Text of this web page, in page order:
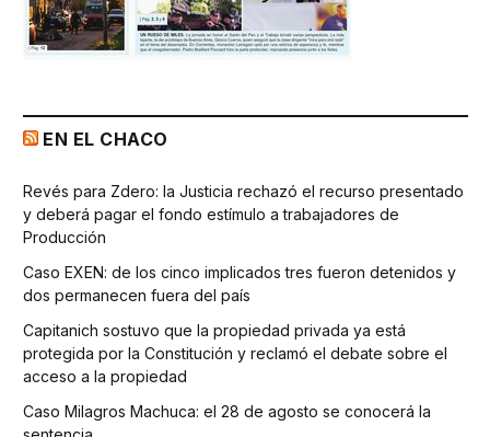
EN EL CHACO
Revés para Zdero: la Justicia rechazó el recurso presentado
y deberá pagar el fondo estímulo a trabajadores de
Producción
Caso EXEN: de los cinco implicados tres fueron detenidos y
dos permanecen fuera del país
Capitanich sostuvo que la propiedad privada ya está
protegida por la Constitución y reclamó el debate sobre el
acceso a la propiedad
Caso Milagros Machuca: el 28 de agosto se conocerá la